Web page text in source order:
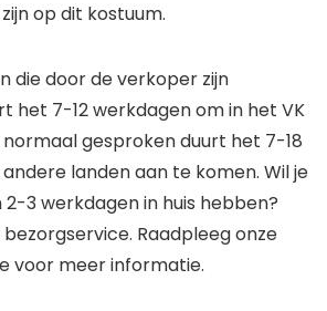
op dit kostuum.
die door de verkoper zijn
het 7-12 werkdagen om in het VK
gesproken duurt het 7-18
landen aan te komen. Wil je
3 werkdagen in huis hebben?
Raadpleeg onze
voor meer informatie.